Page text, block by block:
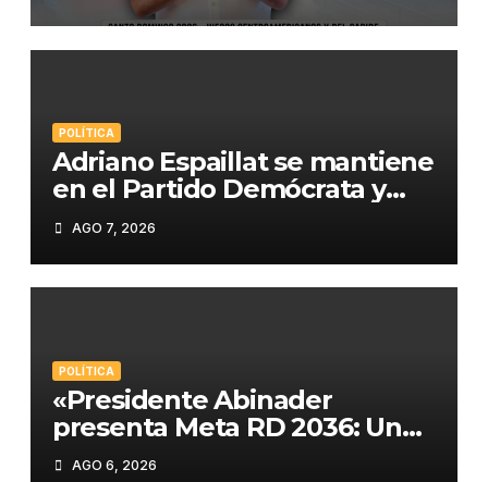
POLÍTICA
Adriano Espaillat se mantiene
en el Partido Demócrata y
apunta a «salvarlo» tras su
derrota electoral
AGO 7, 2026
POLÍTICA
«Presidente Abinader
presenta Meta RD 2036: Un
plan histórico para el
AGO 6, 2026